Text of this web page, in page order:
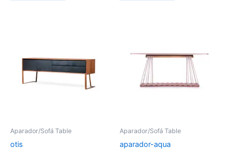
Aparador/Sofá Table
otis
Aparador/Sofá Table
aparador-aqua